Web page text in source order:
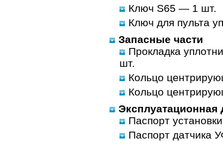
Ключ S65 — 1 шт.
Ключ для пульта
Запасные части
Прокладка
шт.
Кольцо
Кольцо
Эксплуатационная
Паспорт
Паспорт датчика